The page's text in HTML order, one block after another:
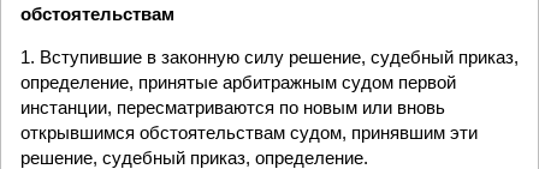
обстоятельствам
1. Вступившие в законную силу решение, судебный приказ,
определение, принятые арбитражным судом первой
инстанции, пересматриваются по новым или вновь
открывшимся обстоятельствам судом, принявшим эти
решение, судебный приказ, определение.